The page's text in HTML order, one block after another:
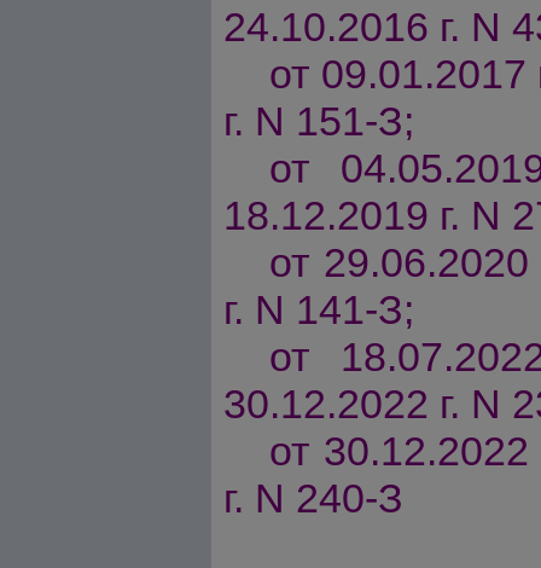
24.10.2016 г. N
от 09.01.2017
г. N 151-З;
от
18.12.2019 г. N
от
г. N 141-З;
от
30.12.2022 г. N
от
г. N 240-З